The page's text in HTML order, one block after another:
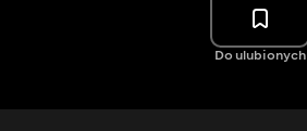
Do ulubionych